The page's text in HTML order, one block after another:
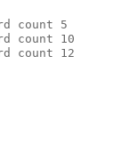
count 5
count 10
count 12